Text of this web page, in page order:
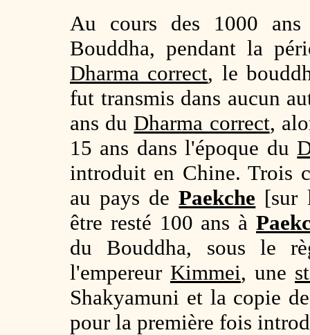
Au cours des 1000
Bouddha, pendant la
Dharma correct, le
fut transmis dans aucun
ans du Dharma correct,
15 ans dans l'époque du
introduit en Chine. Trois
au pays dePaekche [sur
être resté 100 ans à
du Bouddha, sous le
l'empereur Kimmei, une
Shakyamuni et la copie
pour la première fois